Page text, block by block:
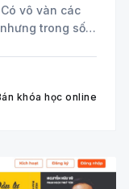
trong số
khóa học online